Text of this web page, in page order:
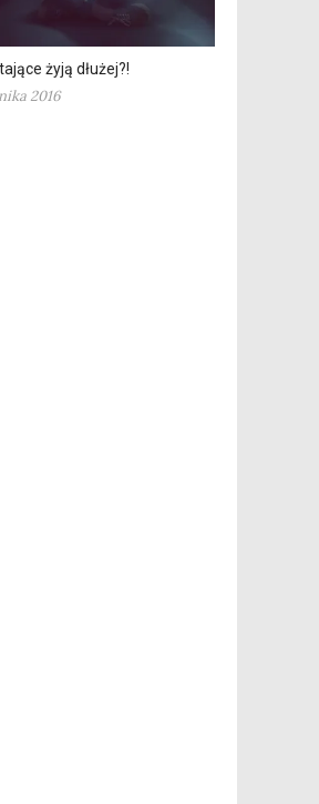
żyją dłużej?!
2016